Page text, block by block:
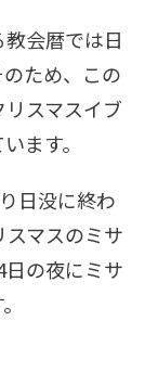
会暦では日
ため、この
スマスイブ
ます。
日没に終わ
マスのミサ
の夜にミサ